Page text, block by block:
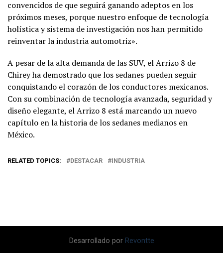
convencidos de que seguirá ganando adeptos en los
próximos meses, porque nuestro enfoque de tecnología
holística y sistema de investigación nos han permitido
reinventar la industria automotriz».
A pesar de la alta demanda de las SUV, el Arrizo 8 de
Chirey ha demostrado que los sedanes pueden seguir
conquistando el corazón de los conductores mexicanos.
Con su combinación de tecnología avanzada, seguridad y
diseño elegante, el Arrizo 8 está marcando un nuevo
capítulo en la historia de los sedanes medianos en
México.
RELATED TOPICS: DESTACAR INDUSTRIA
Desarrollado por Revontte